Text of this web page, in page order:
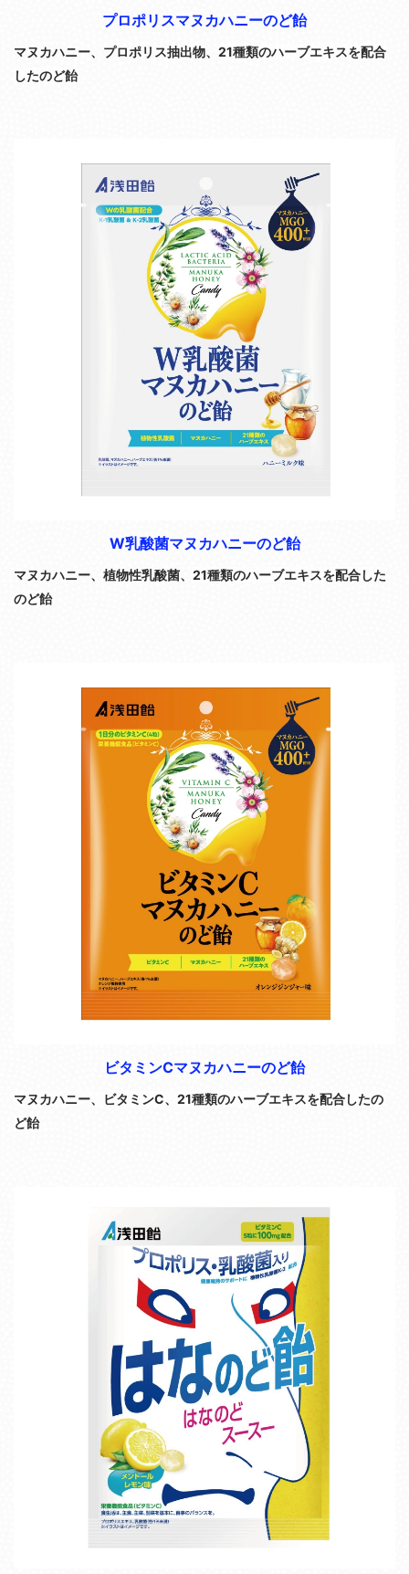
プロポリスマヌカハニーのど飴
マヌカハニー、プロポリス抽出物、 21種類のハーブエキスを配合
したのど飴
W乳酸菌マヌカハニーのど飴
マヌカハニー、植物性乳酸菌、 21種類のハーブエキスを配合した
のど飴
ビタミンCマヌカハニーのど飴
マヌカハニー、ビタミンC、 21種類のハーブエキスを配合したの
ど飴